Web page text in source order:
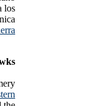
los